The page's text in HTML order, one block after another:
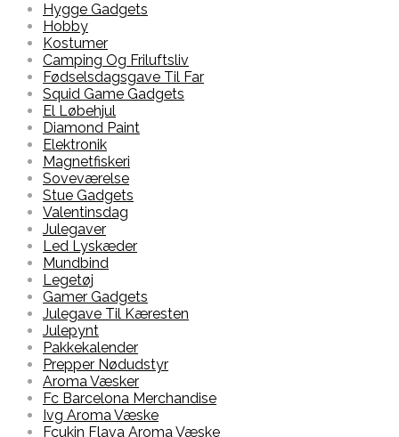
Hygge Gadgets
Hobby
Kostumer
Camping Og Friluftsliv
Fødselsdagsgave Til Far
Squid Game Gadgets
El Løbehjul
Diamond Paint
Elektronik
Magnetfiskeri
Soveværelse
Stue Gadgets
Valentinsdag
Julegaver
Led Lyskæder
Mundbind
Legetøj
Gamer Gadgets
Julegave Til Kæresten
Julepynt
Pakkekalender
Prepper Nødudstyr
Aroma Væsker
Fc Barcelona Merchandise
Ivg Aroma Væske
Fcukin Flava Aroma Væske